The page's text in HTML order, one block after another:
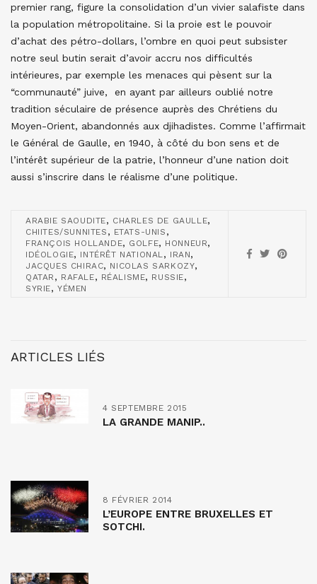
premier rang, figure la consolidation d’un vivier salafiste dans
la population métropolitaine. Si la proie est le pouvoir
d’achat des pétro-dollars, l’ombre en quoi peut subsister
notre seul butin serait d’avoir accru nos difficultés
intérieures, par exemple les menaces qui pèsent sur la
“communauté” juive, en ayant par ailleurs oublié notre
tradition séculaire de présence auprès des Chrétiens du
Moyen-Orient, abandonnés aux djihadistes. Comme l’affirmait
le Général de Gaulle, en 1940, à côté du bon sens et de
l’intérêt supérieur de la patrie, l’honneur d’une nation doit
aussi s’inscrire dans le réalisme d’une politique.
ARABIE SAOUDITE, CHARLES DE GAULLE,
CHIITES/SUNNITES , ETATS-UNIS ,
FRANÇOIS HOLLANDE, GOLFE, HONNEUR,
IDÉOLOGIE, INTÉRÊT NATIONAL , IRAN,
JACQUES CHIRAC, NICOLAS SARKOZY,
QATAR , RAFALE, RÉALISME, RUSSIE,
SYRIE, YÉMEN
ARTICLES LIÉS
4 SEPTEMBRE 2015
LA GRANDE MANIP..
8 FÉVRIER 2014
L’EUROPE ENTRE BRUXELLES ET
SOTCHI.